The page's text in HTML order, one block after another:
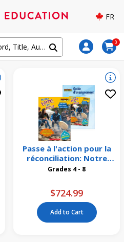
FR
0
Passe à l'action pour la
réconciliation: Notre
terre, c'est nous
Grades 4 - 8
$724.99
Add to Cart